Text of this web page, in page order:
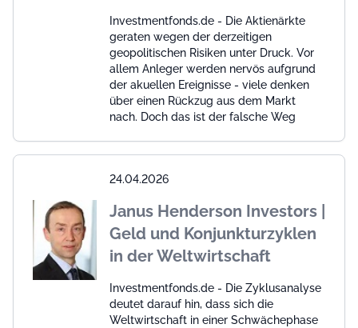
Investmentfonds.de - Die Aktienärkte
geraten wegen der derzeitigen
geopolitischen Risiken unter Druck. Vor
allem Anleger werden nervös aufgrund
der akuellen Ereignisse - viele denken
über einen Rückzug aus dem Markt
nach. Doch das ist der falsche Weg
24.04.2026
Janus Henderson Investors |
Geld und Konjunkturzyklen
in der Weltwirtschaft
Investmentfonds.de - Die Zyklusanalyse
deutet darauf hin, dass sich die
Weltwirtschaft in einer Schwächephase